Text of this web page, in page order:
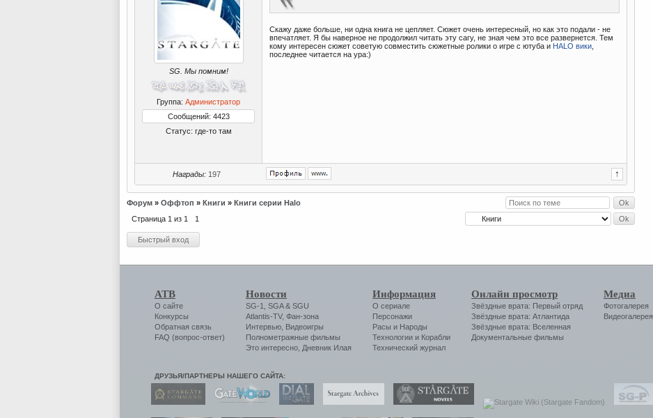
SG. Мы помним!
Группа: Администратор
Сообщений: 4423
Статус: где-то там
Скажу даже больше, ни одна книга не цепляет. Сюжет очень интересный, но как это подали - не
впечатляет. Я бы наверное не продолжил читать эту сагу, не зная чем это все развернется. Тем
кому интересен сюжет советую совместить сюжетные ролики о игре с ютуба и HALO вики
последнее читается на ура:)
Награды: 197
Форум » Оффтоп » Книги » Книги серии Halo
Страница 1 из 1 1
АТВ
О сайте
Конкурсы
Обратная связь
FAQ (вопрос-ответ)
Новости
SG-1 SGA& SGU
Atlantis-TV, Фан-зона
Интервью Видеоигры
Полнометражные фильмы
Это интересно Дневник Илая
Информация
О сериале
Персонажи
Расы и Народы
Технологии и Корабли
Технический журнал
Онлайн просмотр
Звёздные врата: Первый отряд
Звёздные врата: Атлантида
Звёздные врата: Вселенная
Документальные фильмы
Медиа
Фотогалерея
Видеогалерея
ДРУЗЬЯ/ПАРТНЕРЫ НАШЕГО САЙТА: